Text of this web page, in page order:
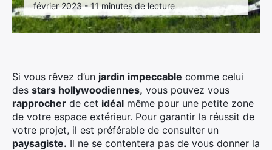
février 2023 - 11 minutes de lecture
Si vous rêvez d’un jardin impeccable comme celui
des stars hollywoodiennes, vous pouvez vous
rapprocher de cet idéal même pour une petite zone
de votre espace extérieur. Pour garantir la réussit de
votre projet, il est préférable de consulter un
paysagiste. Il ne se contentera pas de vous donner la